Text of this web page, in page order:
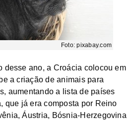
Foto: pixabay.com
desse ano, a Croácia colocou em
a criação de animais para
aumentando a lista de países
que já era composta por Reino
Áustria, Bósnia-Herzegovina